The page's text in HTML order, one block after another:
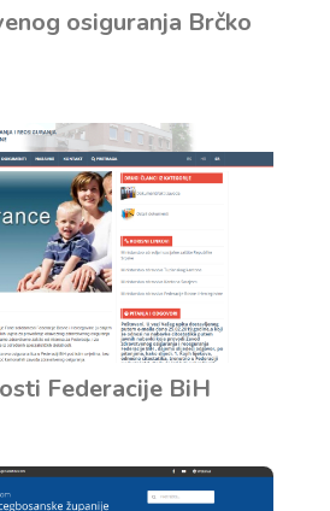
osiguranja Brčko
Federacije BiH